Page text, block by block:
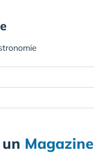
Magazine